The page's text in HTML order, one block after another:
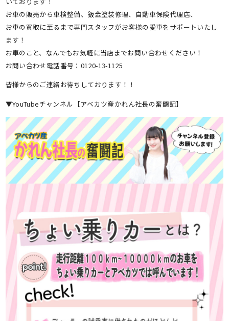
お車の販売から車検整備、鈑金塗装修理、自動車保険代理店、
お車の買取に至るまで専門スタッフがお客様の愛車をサポートいたし
ます！
お車のこと、なんでもお気軽に当店までお問い合わせください！
お問い合わせ電話番号：0120-13-1125
皆様からのご連絡お待ちしております！！
▼YouTubeチャンネル【アベカツ産かれん社長の奮闘記】